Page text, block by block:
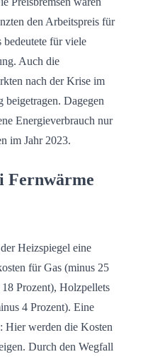
den Arbeitspreis für
bedeutete für viele
Auch die
nach der Krise im
beigetragen. Dagegen
Energieverbrauch nur
im Jahr 2023.
Fernwärme
Heizspiegel eine
für Gas (minus 25
Prozent), Holzpellets
4 Prozent). Eine
Hier werden die Kosten
Durch den Wegfall